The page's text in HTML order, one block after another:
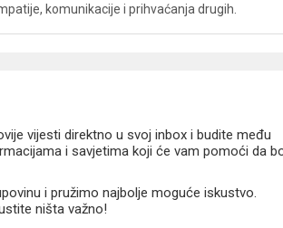
komunikacije i prihvaćanja drugih.
vijesti direktno u svoj inbox i budite među
i savjetima koji će vam pomoći da
i pružimo najbolje moguće iskustvo.
ništa važno!